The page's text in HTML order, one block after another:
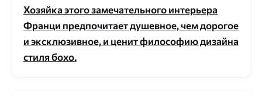
Хозяйка этого замечательного интерьера
Франци предпочитает душевное, чем дорогое
и эксклюзивное, и ценит философию дизайна
стиля бохо.